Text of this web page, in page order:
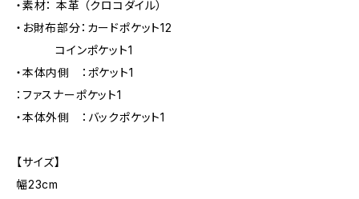
・素材： 本革 （クロコダイル）
・お財布部分：カードポケット12
コインポケット1
・本体内側 ：ポケット1
：ファスナーポケット1
・本体外側 ：バックポケット1
【サイズ】
幅23cm